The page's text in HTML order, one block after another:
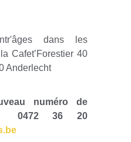
dans les
Cafet’Forestier 40
Anderlecht
numéro de
0472 36 20